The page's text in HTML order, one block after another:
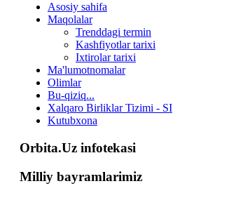
Asosiy sahifa
Maqolalar
Trenddagi termin
Kashfiyotlar tarixi
Ixtirolar tarixi
Ma'lumotnomalar
Olimlar
Bu-qiziq...
Xalqaro Birliklar Tizimi - SI
Kutubxona
Orbita.Uz infotekasi
Milliy bayramlarimiz